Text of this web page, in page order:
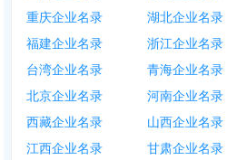
重庆企业名录
湖北企业名录
福建企业名录
浙江企业名录
台湾企业名录
青海企业名录
北京企业名录
河南企业名录
西藏企业名录
山西企业名录
江西企业名录
甘肃企业名录